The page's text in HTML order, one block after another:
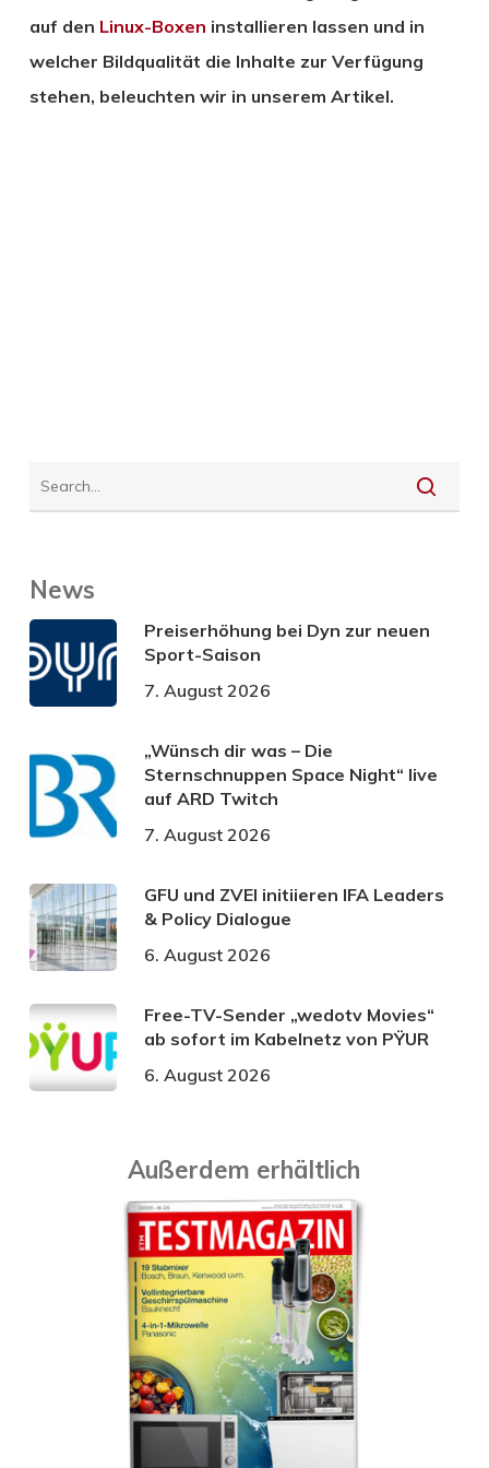
auf den Linux-Boxen installieren lassen und in
welcher Bildqualität die Inhalte zur Verfügung
stehen, beleuchten wir in unserem Artikel.
News
Preiserhöhung bei Dyn zur neuen
Sport-Saison
7. August 2026
„Wünsch dir was – Die
Sternschnuppen Space Night“ live
auf ARD Twitch
7. August 2026
GFU und ZVEI initiieren IFA Leaders
& Policy Dialogue
6. August 2026
Free-TV-Sender „wedotv Movies“
ab sofort im Kabelnetz von PŸUR
6. August 2026
Außerdem erhältlich